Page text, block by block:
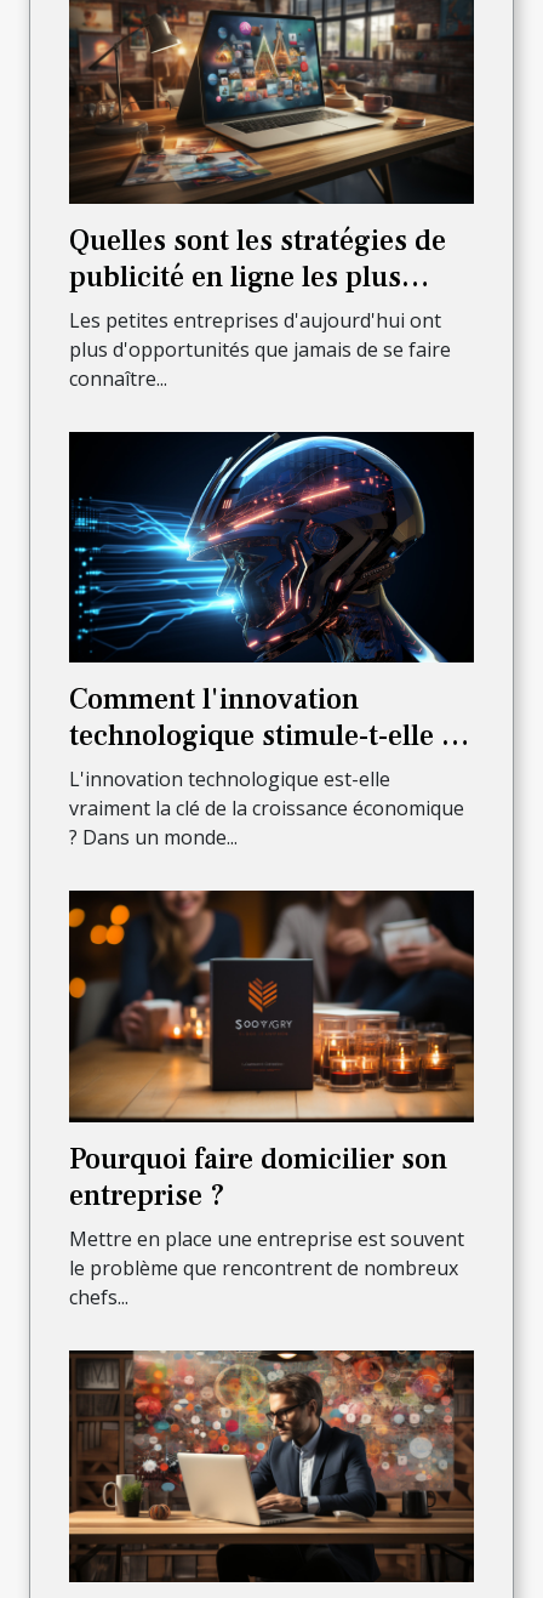
Quelles sont les stratégies de
publicité en ligne les plus
efficaces pour les petites
entreprises ?
Les petites entreprises d'aujourd'hui ont
plus d'opportunités que jamais de se faire
connaître...
Comment l'innovation
technologique stimule-t-elle la
croissance économique?
L'innovation technologique est-elle
vraiment la clé de la croissance économique
? Dans un monde...
Pourquoi faire domicilier son
entreprise ?
Mettre en place une entreprise est souvent
le problème que rencontrent de nombreux
chefs...